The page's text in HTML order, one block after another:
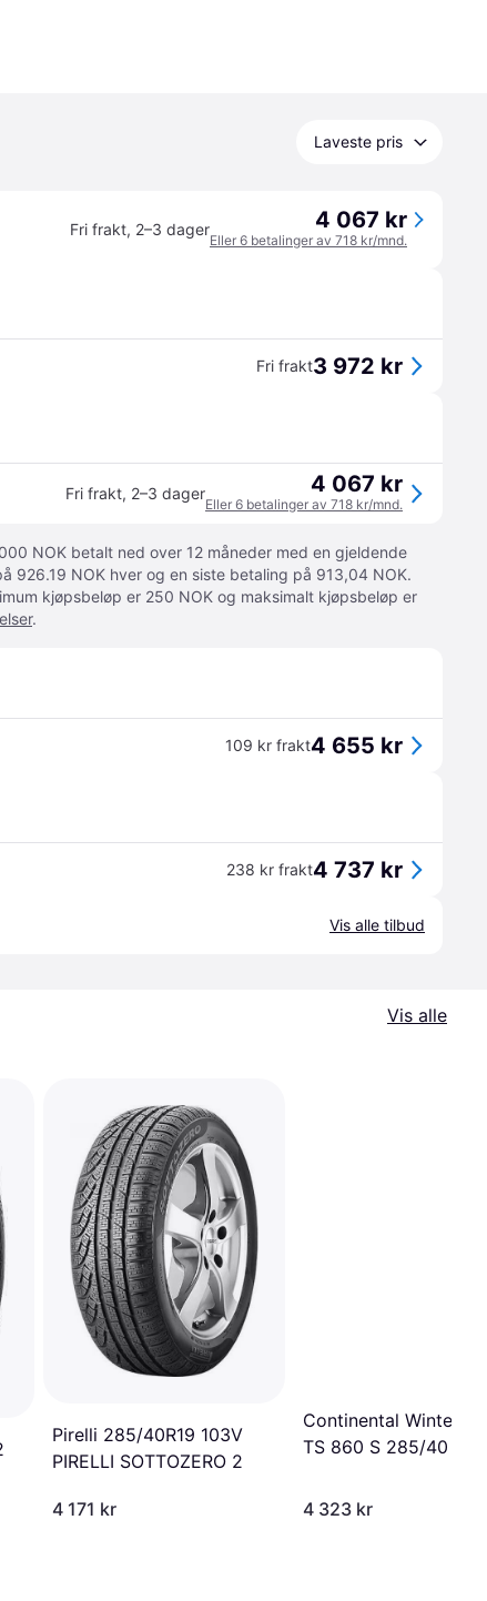
Laveste pris
Fri frakt, 2–3 dager 4 067 kr
Eller 6 betalinger av 718 kr/mnd.
Fri frakt3 972 kr
Fri frakt, 2–3 dager 4 067 kr
Eller 6 betalinger av 718 kr/mnd.
NOK betalt ned over 12 måneder med en gjeldende
926.19 NOK hver og en siste betaling på 913,04 NOK.
kjøpsbeløp er 250 NOK og maksimalt kjøpsbeløp er
.
109 kr frakt4 655 kr
238 kr frakt4 737 kr
Vis alle tilbud
Vis alle
Pirelli 285/40R19 103V
PIRELLI SOTTOZERO 2
4 171 kr
Continental
TS 860 S 285/40 R22
4 323 kr